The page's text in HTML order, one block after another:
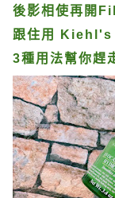
後影相使再開
跟住用 Kiehl's
3種用法幫你趕